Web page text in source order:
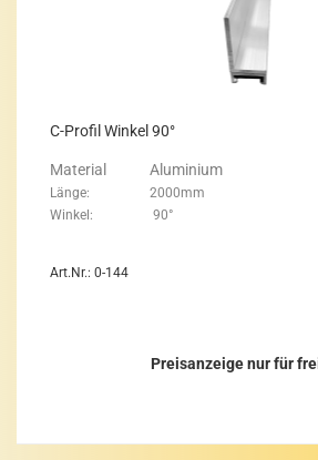
C-​Pro­fil Win­kel 90°
Ma­te­ri­al Alu­mi­ni­um
Länge: 2000mm
Win­kel: 90°
Art.Nr.: 0-144
Preisanzeige nur für